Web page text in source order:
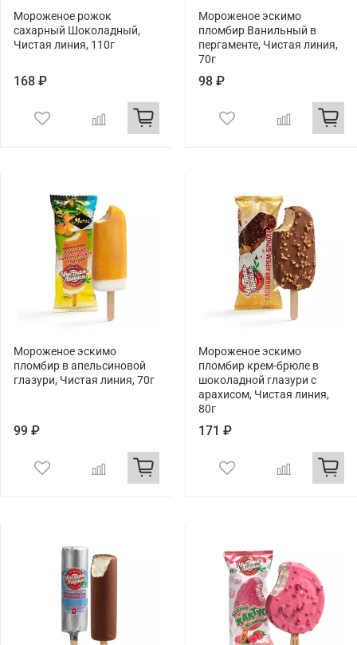
Мороженое рожок
сахарный Шоколадный,
Чистая линия, 110г
168 ₽
Мороженое эскимо
пломбир Ванильный в
пергаменте, Чистая линия,
70г
98 ₽
Мороженое эскимо
пломбир в апельсиновой
глазури, Чистая линия, 70г
99 ₽
Мороженое эскимо
пломбир крем-брюле в
шоколадной глазури с
арахисом, Чистая линия,
80г
171 ₽